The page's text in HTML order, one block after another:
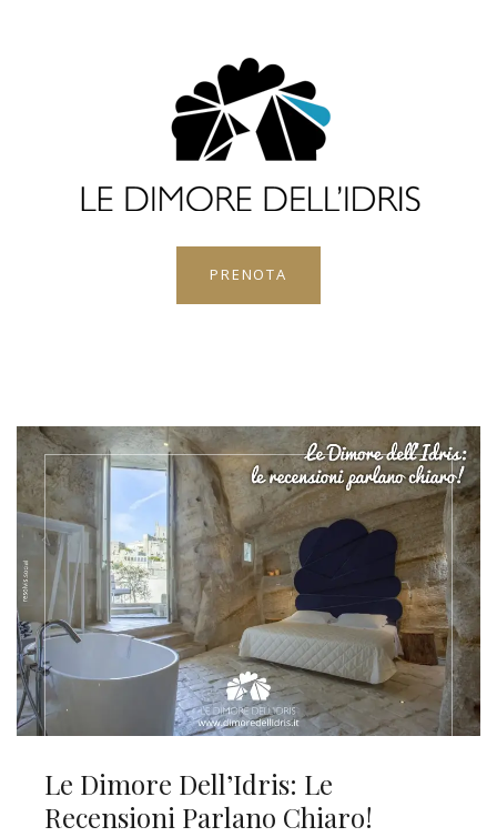
PRENOTA
Le Dimore Dell’Idris: Le
Recensioni Parlano Chiaro!